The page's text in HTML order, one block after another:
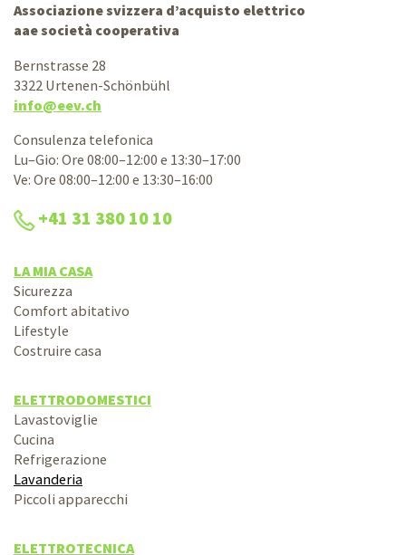
Associazione svizzera d’acquisto elettrico
aae società cooperativa
Bernstrasse 28
3322 Urtenen-Schönbühl
info@eev.ch
Consulenza telefonica
Lu–Gio: Ore 08:00–12:00 e 13:30–17:00
Ve: Ore 08:00–12:00 e 13:30–16:00
+41 31 380 10 10
LA MIA CASA
Sicurezza
Comfort abitativo
Lifestyle
Costruire casa
ELETTRODOMESTICI
Lavastoviglie
Cucina
Refrigerazione
Lavanderia
Piccoli apparecchi
ELETTROTECNICA